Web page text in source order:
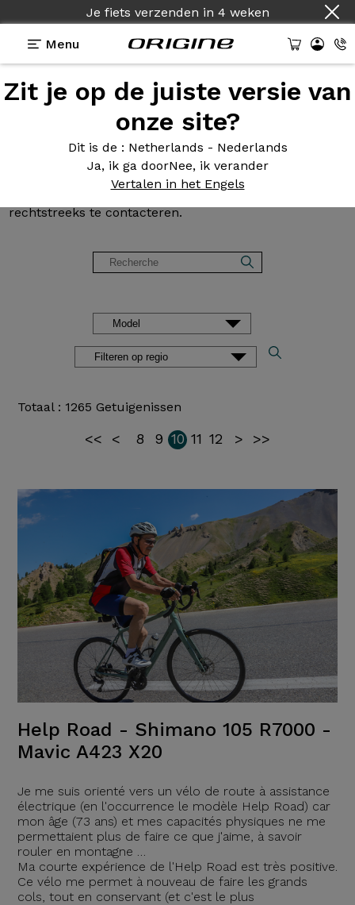
Je fiets verzenden in 4 weken
Menu
Zit je op de juiste versie van
onze site?
Dit is de : Netherlands - Nederlands
Ja, ik ga doorNee, ik verander
Vertalen in het Engels
Klantbeoordelingen en
getuigenissen van Origine
Onze klanten praten in alle vrijheid over hun fiets. U
rechtstreeks te contacteren.
Totaal : 1265 Getuigenissen
<< < 8 9 10 11 12 > >>
Help Road - Shimano 105 R7000 -
Mavic A423 X20
Je me suis orienté vers un vélo de route à assistance
électrique (en l'occurrence le modèle Help Road) car
mon âge (73 ans) et mes capacités physiques ne me
permettaient plus de faire ce que j'aime, à savoir
rouler en montagne …
Ma courte expérience de l'Help Road est très positive.
Ce vélo me permet à nouveau de faire les grands
cols, tout en conservant (et c'est le plus